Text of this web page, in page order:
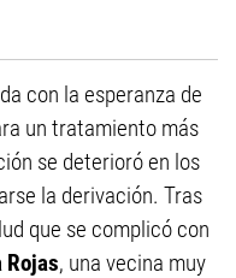
con la esperanza de
un tratamiento más
se deterioró en los
la derivación. Tras
que se complicó con
, una vecina muy